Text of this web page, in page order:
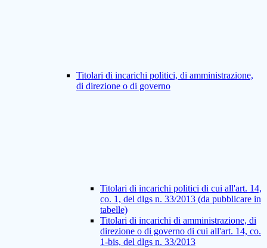
Titolari di incarichi politici, di amministrazione,
di direzione o di governo
Titolari di incarichi politici di cui all'art. 14,
co. 1, del dlgs n. 33/2013 (da pubblicare in
tabelle)
Titolari di incarichi di amministrazione, di
direzione o di governo di cui all'art. 14, co.
1-bis, del dlgs n. 33/2013